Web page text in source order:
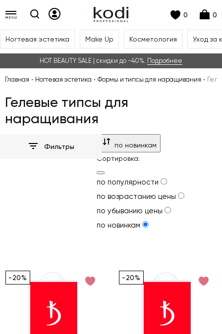
0 0
Ногтевая эстетика Make Up Косметология Уход за
HOT BEAUTY SALE | скидки до -40%. Подробнее
Главная Ногтевая эстетика Формы и типсы для наращивания
Гелевые типсы для
наращивания
Фильтры
по новинкам
Сортировка:
по популярности
по возрастанию цены
по убыванию цены
по новинкам
-20% -20%